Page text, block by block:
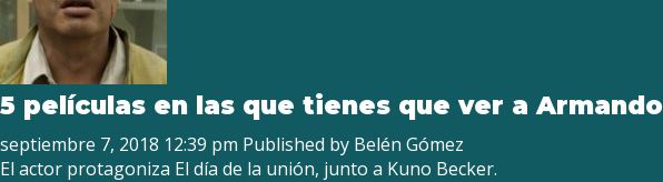
5 películas en las que tienes que ver a
septiembre 7, 2018 12:39 pm Published by Belén Gómez
El actor protagoniza El día de la unión, junto a Kuno Becker.